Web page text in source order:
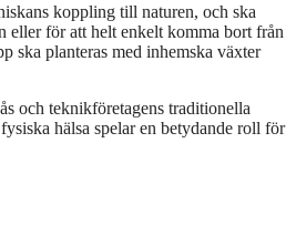
koppling till naturen, och ska
eller för att helt enkelt komma bort från
ska planteras med inhemska växter
och teknikföretagens traditionella
hälsa spelar en betydande roll för